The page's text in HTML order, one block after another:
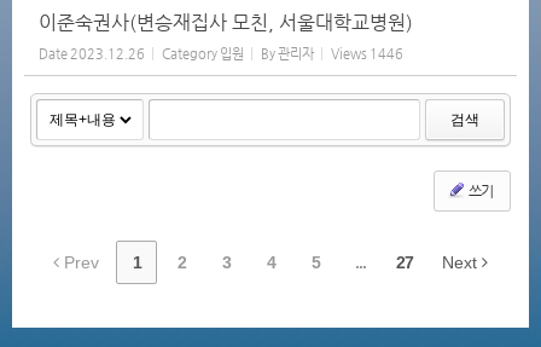
이준숙권사(변승재집사 모친, 서울대학교병원)
Date 2023.12.26 Category 입원 By관리자 Views 1446
검색
쓰기
Prev 1 2 3 4 5 ... 27 Next